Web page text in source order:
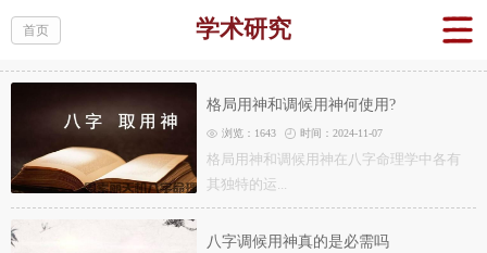
首页 学术研究
格局用神和调候用神何使用?
浏览：1643 时间：2024-11-07
格局用神和调候用神在八字命理学中各有
其独特的运...
八字调候用神真的是必需吗